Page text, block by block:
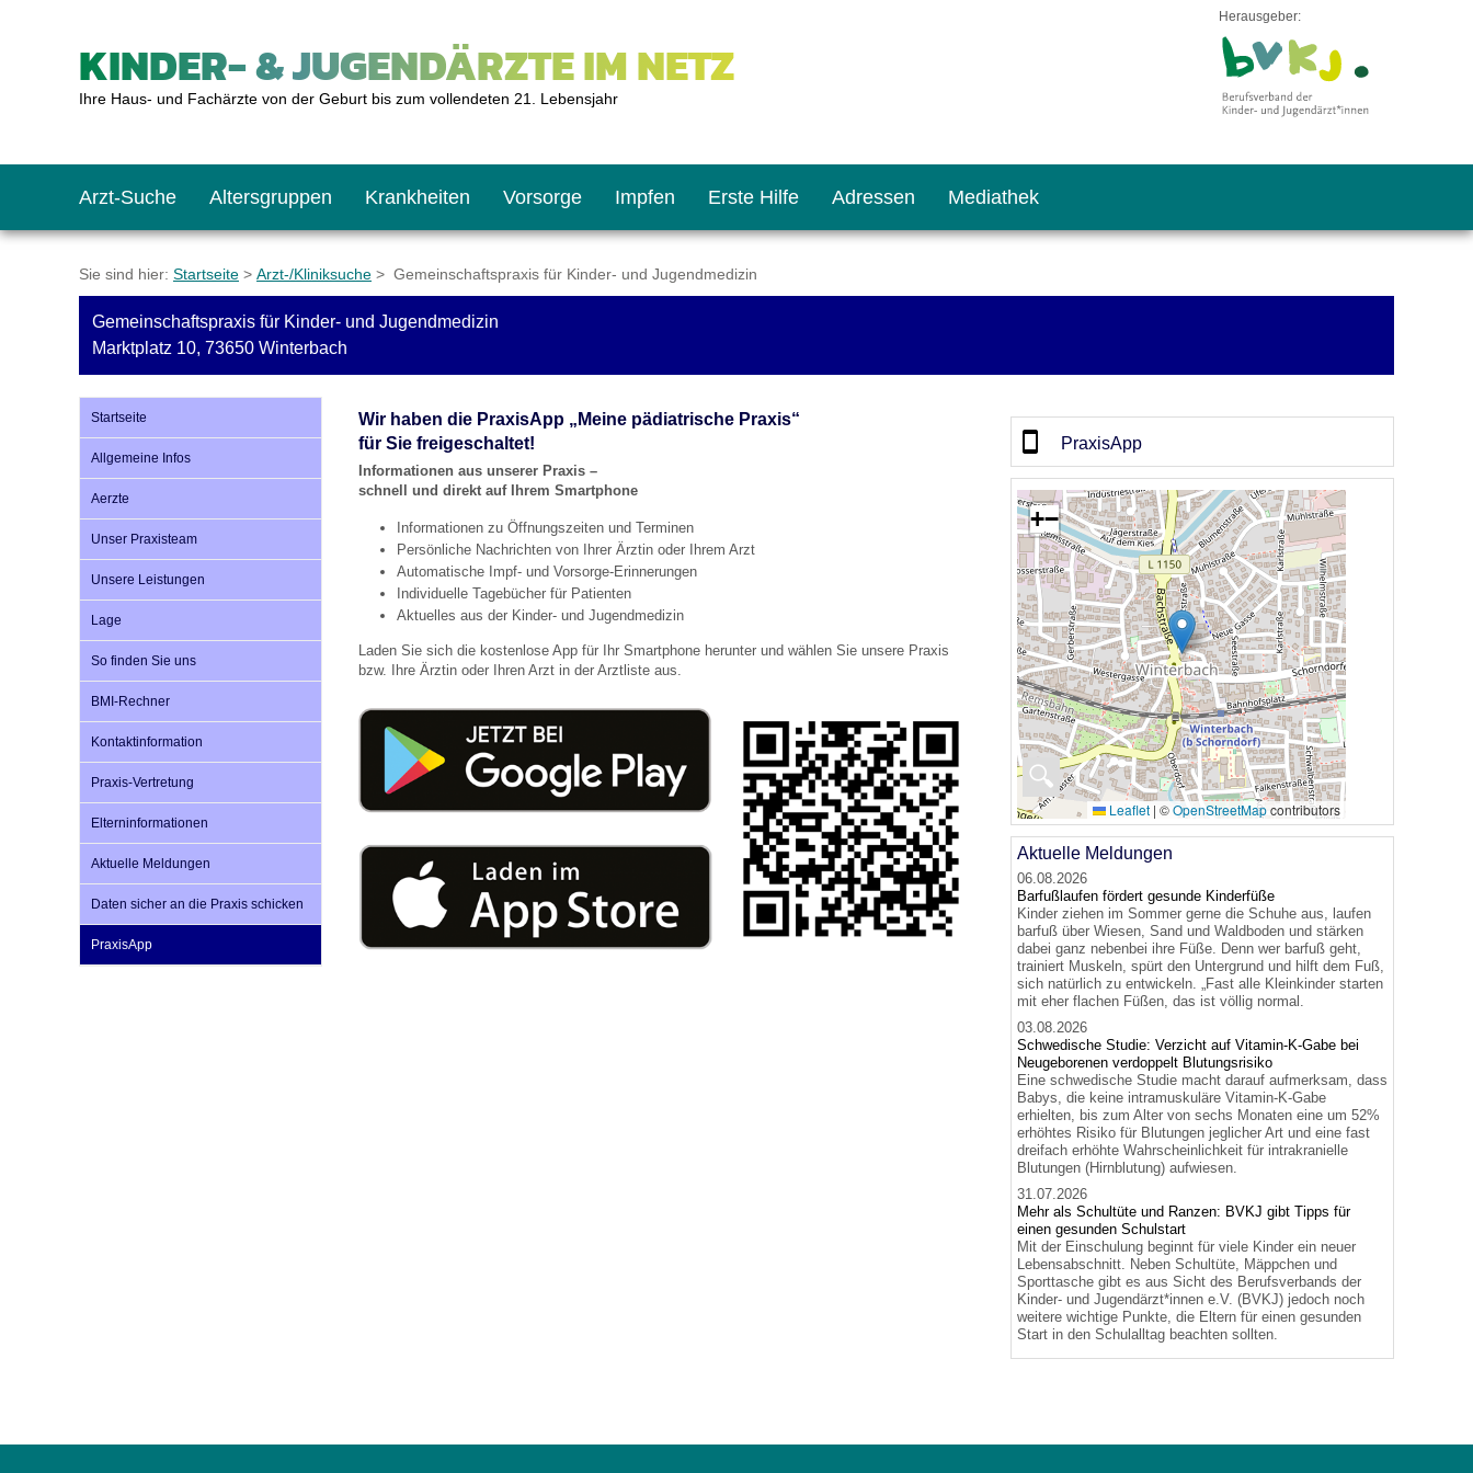
KINDER- & JUGENDÄRZTE IM NETZ
Ihre Haus- und Fachärzte von der Geburt bis zum vollendeten 21. Lebensjahr
Herausgeber:
Arzt-Suche Altersgruppen
Das erste Jahr
Schulkinder
Jugendliche
Krankheiten Vorsorge
Baby: U1 bis U6
Schulkind: U10 bis U11
Teenager: J1 bis J2
Impfen
Impfkalender
Was muss man beachten?
Impfreaktionen
Impfsicherheit
Vorsorge- und Impferinnerung
Erste Hilfe
Notrufnummern
Hausapotheke
Sofortmaßnahmen
Notdienste
Adressen
Notdienste
Gesundheitsämter
Link-Tipps
Mediathek
BMI-Rechner
Blutdruckrechner
Wachstum-Rechner
Empfehlungen zum Bildschirmmediengebrauch
Entwicklungskalender
Broschüren und Informationsflyer
Familienzeit gesund gestalten
Sie sind hier: Startseite > Arzt-/Kliniksuche > Gemeinschaftspraxis für Kinder- und Jugendmedizin
Gemeinschaftspraxis für Kinder- und Jugendmedizin
Marktplatz 10, 73650 Winterbach
Startseite
Allgemeine Infos
Aerzte
Unser Praxisteam
Unsere Leistungen
Lage
So finden Sie uns
BMI-Rechner
Kontaktinformation
Praxis-Vertretung
Elterninformationen
Aktuelle Meldungen
Daten sicher an die Praxis schicken
PraxisApp
Wir haben die PraxisApp „Meine pädiatrische Praxis“
für Sie freigeschaltet!
Informationen aus unserer Praxis –
schnell und direkt auf Ihrem Smartphone
Informationen zu Öffnungszeiten und Terminen
Persönliche Nachrichten von Ihrer Ärztin oder Ihrem Arzt
Automatische Impf- und Vorsorge-Erinnerungen
Individuelle Tagebücher für Patienten
Aktuelles aus der Kinder- und Jugendmedizin
Laden Sie sich die kostenlose App für Ihr Smartphone herunter und wählen Sie unsere Praxis
bzw. Ihre Ärztin oder Ihren Arzt in der Arztliste aus.
PraxisApp
🔍
+−
Leaflet | ©OpenStreetMapcontributors
Aktuelle Meldungen
06.08.2026
Barfußlaufen fördert gesunde Kinderfüße
Kinder ziehen im Sommer gerne die Schuhe aus, laufen
barfuß über Wiesen, Sand und Waldboden und stärken
dabei ganz nebenbei ihre Füße. Denn wer barfuß geht,
trainiert Muskeln, spürt den Untergrund und hilft dem Fuß,
sich natürlich zu entwickeln. „Fast alle Kleinkinder starten
mit eher flachen Füßen, das ist völlig normal.
03.08.2026
Schwedische Studie: Verzicht auf Vitamin-K-Gabe bei
Neugeborenen verdoppelt Blutungsrisiko
Eine schwedische Studie macht darauf aufmerksam, dass
Babys, die keine intramuskuläre Vitamin-K-Gabe
erhielten, bis zum Alter von sechs Monaten eine um 52%
erhöhtes Risiko für Blutungen jeglicher Art und eine fast
dreifach erhöhte Wahrscheinlichkeit für intrakranielle
Blutungen (Hirnblutung) aufwiesen.
31.07.2026
Mehr als Schultüte und Ranzen: BVKJ gibt Tipps für
einen gesunden Schulstart
Mit der Einschulung beginnt für viele Kinder ein neuer
Lebensabschnitt. Neben Schultüte, Mäppchen und
Sporttasche gibt es aus Sicht des Berufsverbands der
Kinder- und Jugendärzt*innen e.V. (BVKJ) jedoch noch
weitere wichtige Punkte, die Eltern für einen gesunden
Start in den Schulalltag beachten sollten.